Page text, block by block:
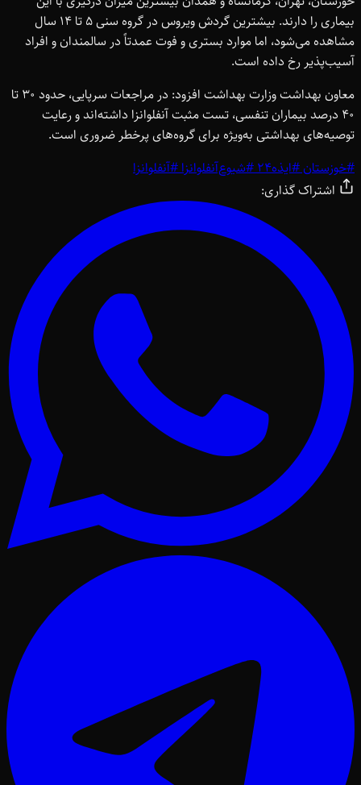
بیماری را دارند. بیشترین گردش ویروس در گروه سنی 5 تا 14 سال
مشاهده می‌شود، اما موارد بستری و فوت عمدتاً در سالمندان و افراد
آسیب‌پذیر رخ داده است.
معاون بهداشت وزارت بهداشت افزود: در مراجعات سرپایی، حدود 30 تا
40 درصد بیماران تنفسی، تست مثبت آنفلوانزا داشته‌اند و رعایت
توصیه‌های بهداشتی به‌ویژه برای گروه‌های پرخطر ضروری است.
#خوزستان#ایذه24 #شيوع‌آنفلوانزا#آنفلوانزا
اشتراک گذاری: